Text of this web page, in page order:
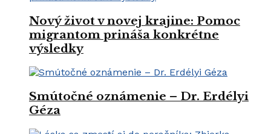
Nový život v novej krajine: Pomoc
migrantom prináša konkrétne
výsledky
Smútočné oznámenie – Dr. Erdélyi
Géza